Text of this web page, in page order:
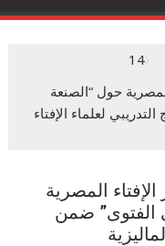
14
حول “الصنعة
لعلماء الإفتاء
المصرية
الفتوى” ضمن